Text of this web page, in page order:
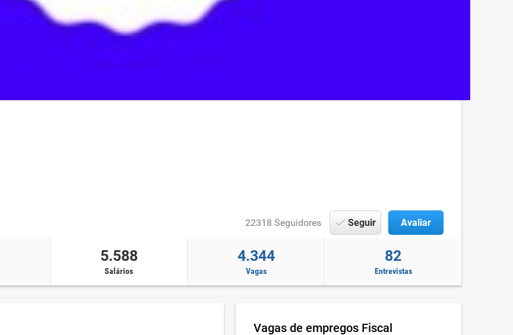
22318 Seguidores Seguir Avaliar
5.588
Salários
4.344
Vagas
82
Entrevistas
Vagas de empregos Fiscal